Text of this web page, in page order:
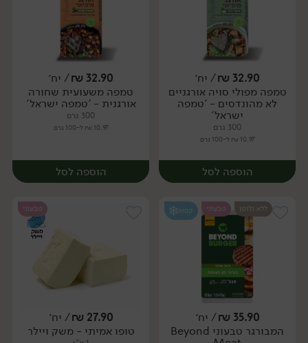
יח׳ יח׳
32.90
₪/ יח׳
טמפה מפולי סויה אורגניים
לא מהונדסים - 'טמפה
ישראל'
300 גרם
10.97 ₪ ל-100 גרם
הוספה לסל
יח׳
32.90
₪/ יח׳
טמפה משעועית שחורה
אורגנית - 'טמפה ישראל'
300 גרם
10.97 ₪ ל-100 גרם
הוספה לסל
יח׳
ללא גלוטן טבעוני קפוא
35.90
₪/ יח׳
המבורגר טבעוני Beyond
טבעוני
27.90
₪/ יח׳
טופו אמיתי - משק ויילר